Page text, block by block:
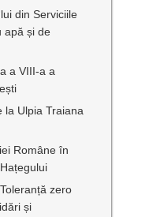
din Serviciile
apă și de
a VIII-a a
la Ulpia Traiana
Române în
zero
și